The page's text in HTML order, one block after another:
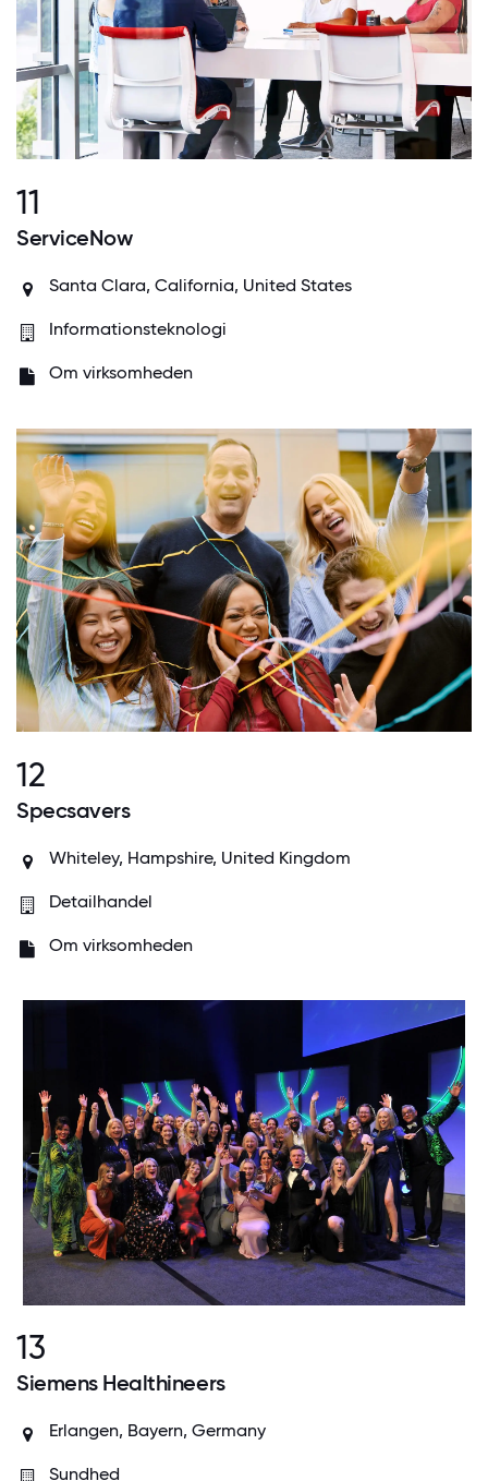
11
ServiceNow
Santa Clara, California, United States
Informationsteknologi
Om virksomheden
12
Specsavers
Whiteley, Hampshire, United Kingdom
Detailhandel
Om virksomheden
13
Siemens Healthineers
Erlangen, Bayern, Germany
Sundhed